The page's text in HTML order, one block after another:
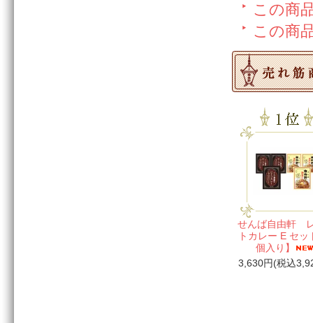
この商
この商
せんば自由軒
トカレー E セッ
個入り】
3,630円(税込